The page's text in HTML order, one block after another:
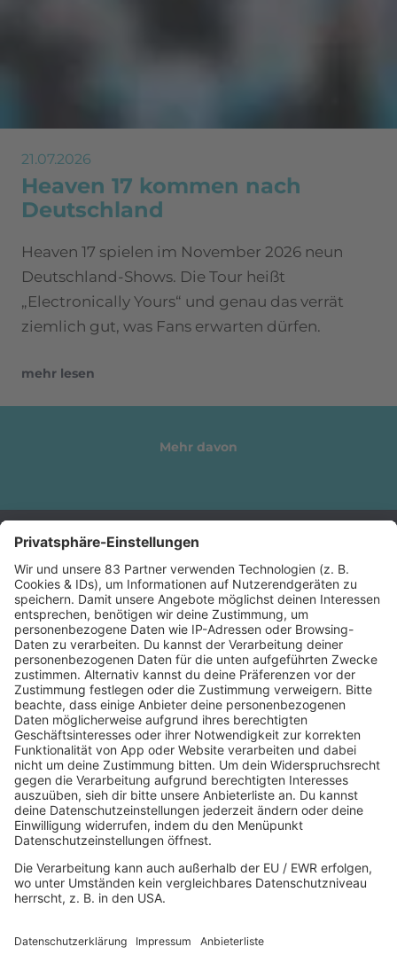
21.07.2026
Heaven 17 kommen nach
Deutschland
Heaven 17 spielen im November 2026 neun
Deutschland-Shows. Die Tour heißt
„Electronically Yours“ und genau das verrät
ziemlich gut, was Fans erwarten dürfen.
mehr lesen
Mehr davon
Sender
80s80s Sendeplan
Empfang
Die 80s80s App
Podcast
The Story / 80s80s
Peters Pop Stories - Der Podcast
The Story / Loveparade
The Story / George Michael
The Story / Depeche Mode
The Story / NDW
Radios
80s80s
80s80s BOWIE